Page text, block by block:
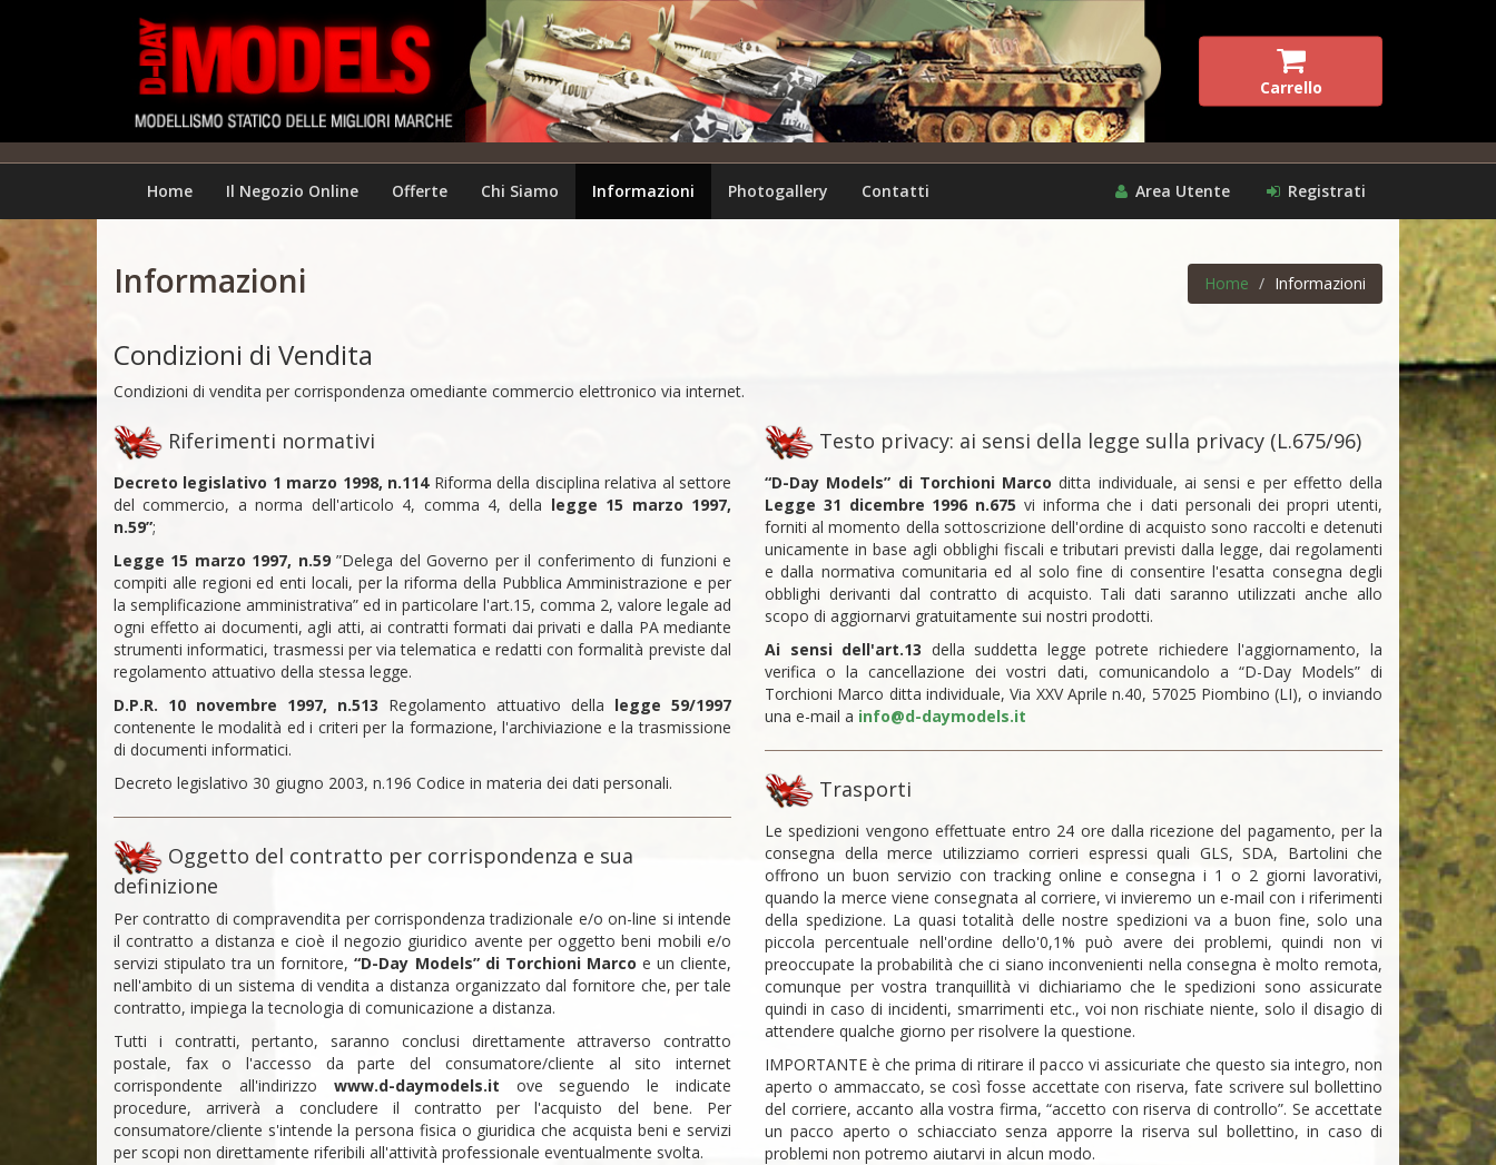
Carrello
Home Il Negozio Online Offerte Chi Siamo Informazioni Photogallery Contatti Area Utente Registrati
Home Informazioni
Informazioni
Condizioni di Vendita
Condizioni di vendita per corrispondenza omediante commercio elettronico via internet.
Riferimenti normativi
Decreto legislativo 1 marzo 1998, n.114Riforma della disciplina relativa al settore
del commercio, a norma dell'articolo 4, comma 4, della legge 15 marzo 1997,
n.59”;
Legge 15 marzo 1997, n.59”Delega del Governo per il conferimento di funzioni e
compiti alle regioni ed enti locali, per la riforma della Pubblica Amministrazione e per
la semplificazione amministrativa” ed in particolare l'art.15, comma 2, valore legale ad
ogni effetto ai documenti, agli atti, ai contratti formati dai privati e dalla PA mediante
strumenti informatici, trasmessi per via telematica e redatti con formalità previste dal
regolamento attuativo della stessa legge.
D.P.R. 10 novembre 1997, n.513 Regolamento attuativo della legge 59/1997
contenente le modalità ed i criteri per la formazione, l'archiviazione e la trasmissione
di documenti informatici.
Decreto legislativo 30 giugno 2003, n.196 Codice in materia dei dati personali.
Oggetto del contratto per corrispondenza e sua
definizione
Per contratto di compravendita per corrispondenza tradizionale e/o on-line si intende
il contratto a distanza e cioè il negozio giuridico avente per oggetto beni mobili e/o
servizi stipulato tra un fornitore,“D-Day Models” di Torchioni Marco e un cliente,
nell'ambito di un sistema di vendita a distanza organizzato dal fornitore che, per tale
contratto, impiega la tecnologia di comunicazione a distanza.
Tutti i contratti, pertanto, saranno conclusi direttamente attraverso contratto
postale, fax o l'accesso da parte del consumatore/cliente al sito internet
corrispondente all'indirizzo www.d-daymodels.it ove seguendo le indicate
procedure, arriverà a concludere il contratto per l'acquisto del bene. Per
consumatore/cliente s'intende la persona fisica o giuridica che acquista beni e servizi
per scopi non direttamente riferibili all'attività professionale eventualmente svolta.
Testo privacy: ai sensi della legge sulla privacy (L.675/96)
“D-Day Models” di Torchioni Marco ditta individuale, ai sensi e per effetto della
Legge 31 dicembre 1996 n.675 vi informa che i dati personali dei propri utenti,
forniti al momento della sottoscrizione dell'ordine di acquisto sono raccolti e detenuti
unicamente in base agli obblighi fiscali e tributari previsti dalla legge, dai regolamenti
e dalla normativa comunitaria ed al solo fine di consentire l'esatta consegna degli
obblighi derivanti dal contratto di acquisto. Tali dati saranno utilizzati anche allo
scopo di aggiornarvi gratuitamente sui nostri prodotti.
Ai sensi dell'art.13 della suddetta legge potrete richiedere l'aggiornamento, la
verifica o la cancellazione dei vostri dati, comunicandolo a “D-Day Models” di
Torchioni Marco ditta individuale, Via XXV Aprile n.40, 57025 Piombino (LI), o inviando
una e-mail a info@d-daymodels.it
Trasporti
Le spedizioni vengono effettuate entro 24 ore dalla ricezione del pagamento, per la
consegna della merce utilizziamo corrieri espressi quali GLS, SDA, Bartolini che
offrono un buon servizio con tracking online e consegna i 1 o 2 giorni lavorativi,
quando la merce viene consegnata al corriere, vi invieremo un e-mail con i riferimenti
della spedizione. La quasi totalità delle nostre spedizioni va a buon fine, solo una
piccola percentuale nell'ordine dello'0,1% può avere dei problemi, quindi non vi
preoccupate la probabilità che ci siano inconvenienti nella consegna è molto remota,
comunque per vostra tranquillità vi dichiariamo che le spedizioni sono assicurate
quindi in caso di incidenti, smarrimenti etc., voi non rischiate niente, solo il disagio di
attendere qualche giorno per risolvere la questione.
IMPORTANTE è che prima di ritirare il pacco vi assicuriate che questo sia integro, non
aperto o ammaccato, se così fosse accettate con riserva, fate scrivere sul bollettino
del corriere, accanto alla vostra firma, “accetto con riserva di controllo”. Se accettate
un pacco aperto o schiacciato senza apporre la riserva sul bollettino, in caso di
problemi non potremo aiutarvi in alcun modo.